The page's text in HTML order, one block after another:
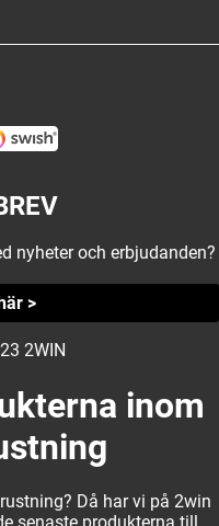
nyheter och erbjudanden?
>
2WIN
inom
Då har vi på 2win